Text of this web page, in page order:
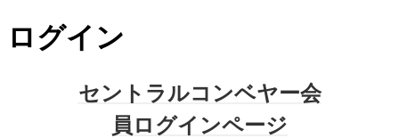
ログイン